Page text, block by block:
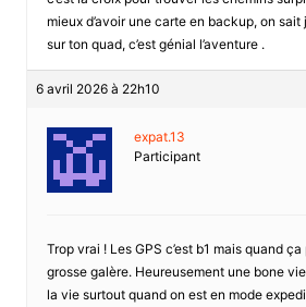
mieux d’avoir une carte en backup, on
sur ton quad, c’est génial l’aventure .
6 avril 2026 à 22h10
expat.13
Participant
Trop vrai ! Les GPS c’est b1 mais quand
grosse galère. Heureusement une bone
la vie surtout quand on est en mode